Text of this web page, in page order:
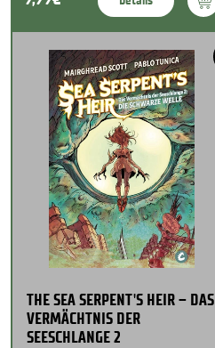
THE SEA SERPENT'S HEIR – DAS
VERMÄCHTNIS DER
SEESCHLANGE 2